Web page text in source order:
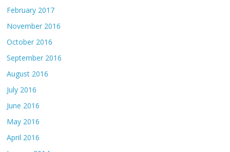
February 2017
November 2016
October 2016
September 2016
August 2016
July 2016
June 2016
May 2016
April 2016